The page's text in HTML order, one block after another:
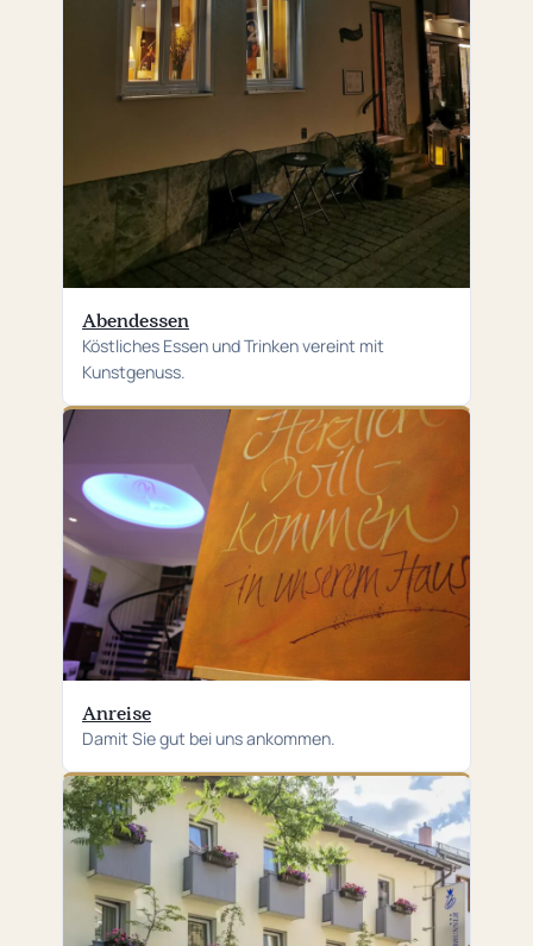
Abendessen
Köstliches Essen und Trinken vereint mit
Kunstgenuss.
Anreise
Damit Sie gut bei uns ankommen.